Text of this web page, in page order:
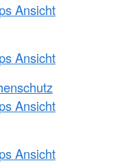
Ansicht
Ansicht
Ansicht
Ansicht